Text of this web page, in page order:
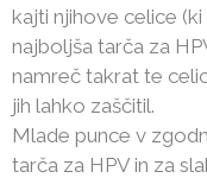
kajti njihove celice
najboljša tarča za
namreč takrat te
jih lahko zaščitil.
Mlade punce v
tarča za HPV in za